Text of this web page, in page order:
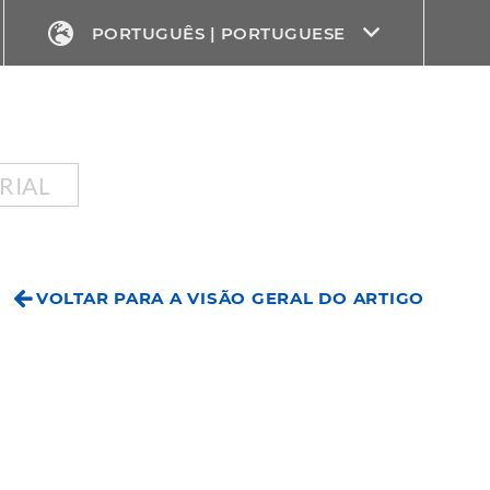
PORTUGUÊS | PORTUGUESE
VOLTAR PARA A VISÃO GERAL DO ARTIGO